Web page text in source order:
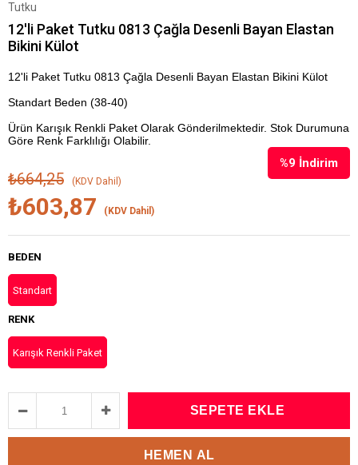
Tutku
12'li Paket Tutku 0813 Çağla Desenli Bayan Elastan
Bikini Külot
12'li Paket Tutku 0813 Çağla Desenli Bayan Elastan Bikini Külot
Standart Beden (38-40)
Ürün Karışık Renkli Paket Olarak Gönderilmektedir. Stok Durumuna
Göre Renk Farklılığı Olabilir.
%9 İndirim
₺664,25 (KDV Dahil)
₺603,87 (KDV Dahil)
BEDEN
Standart
RENK
Karışık Renkli Paket